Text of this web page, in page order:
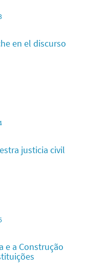
en el discurso
justicia civil
e a Construção